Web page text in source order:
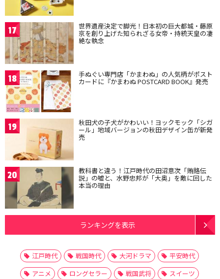
17 世界遺産決定で脚光！日本初の巨大都城・藤原
京を創り上げた知られざる女帝・持統天皇の凄
絶な執念
18 手ぬぐい専門店「かまわぬ」の人気柄がポスト
カードに『かまわぬ POSTCARD BOOK』発売
19 秋田犬の子犬がかわいい！ヨックモック「シガ
ール」地域バージョンの秋田デザイン缶が新発
売
20 教科書と違う！江戸時代の田沼意次「賄賂伝
説」の嘘と、水野忠邦が「大奥」を敵に回した
本当の理由
ランキングを表示
江戸時代 戦国時代 大河ドラマ
平安時代
アニメ
ロングセラー 戦国武将
スイーツ